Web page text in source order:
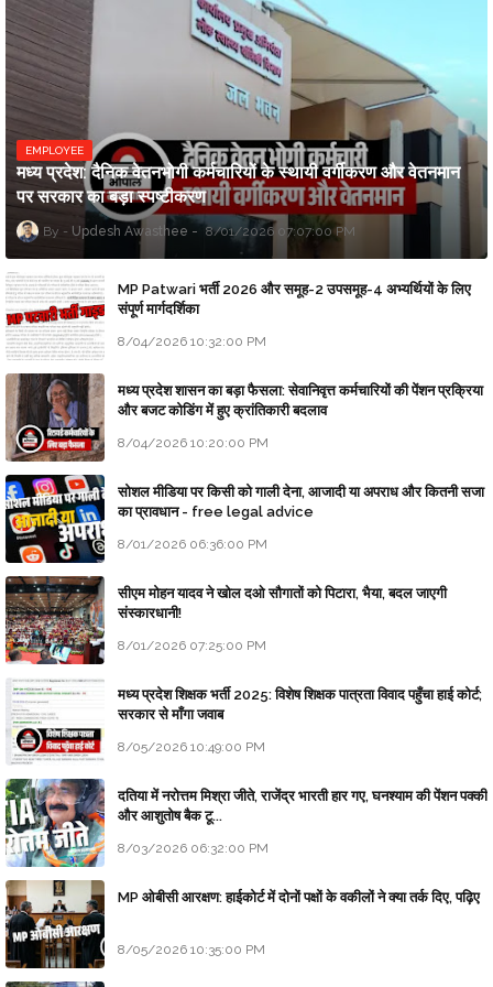
EMPLOYEE
मध्य प्रदेश: दैनिक वेतनभोगी कर्मचारियों के स्थायी वर्गीकरण और वेतनमान
पर सरकार का बड़ा स्पष्टीकरण
Updesh Awasthee 8/01/2026 07:07:00 PM
MP Patwari भर्ती 2026 और समूह-2 उपसमूह-4 अभ्यर्थियों के लिए
संपूर्ण मार्गदर्शिका
8/04/2026 10:32:00 PM
मध्य प्रदेश शासन का बड़ा फैसला: सेवानिवृत्त कर्मचारियों की पेंशन प्रक्रिया
और बजट कोडिंग में हुए क्रांतिकारी बदलाव
8/04/2026 10:20:00 PM
सोशल मीडिया पर किसी को गाली देना, आजादी या अपराध और कितनी सजा
का प्रावधान - free legal advice
8/01/2026 06:36:00 PM
सीएम मोहन यादव ने खोल दओ सौगातों को पिटारा, भैया, बदल जाएगी
संस्कारधानी!
8/01/2026 07:25:00 PM
मध्य प्रदेश शिक्षक भर्ती 2025: विशेष शिक्षक पात्रता विवाद पहुँचा हाई कोर्ट;
सरकार से माँगा जवाब
8/05/2026 10:49:00 PM
दतिया में नरोत्तम मिश्रा जीते, राजेंद्र भारती हार गए, घनश्याम की पेंशन पक्की
और आशुतोष बैक टू...
8/03/2026 06:32:00 PM
MP ओबीसी आरक्षण: हाईकोर्ट में दोनों पक्षों के वकीलों ने क्या तर्क दिए, पढ़िए
8/05/2026 10:35:00 PM